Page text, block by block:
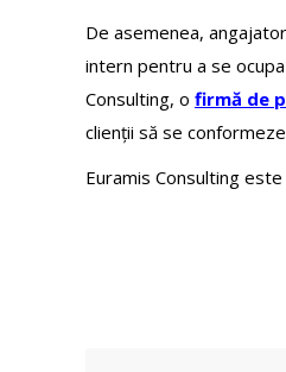
De asemenea,
intern pentru a se
Consulting, o firmă de
clienții să se
Euramis Consulting